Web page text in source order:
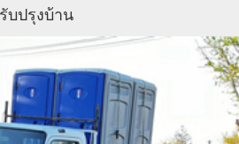
บปรุงบ้าน